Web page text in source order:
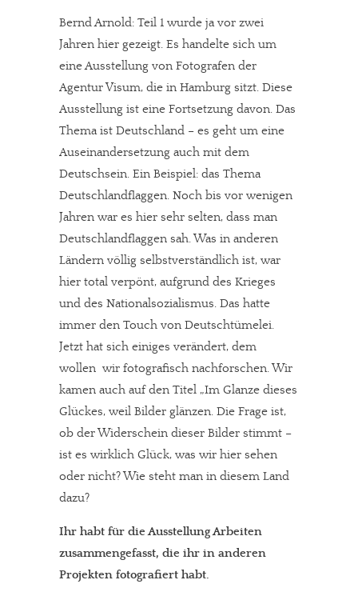
Bernd Arnold: Teil 1 wurde ja vor zwei
Jahren hier gezeigt. Es handelte sich um
eine Ausstellung von Fotografen der
Agentur Visum, die in Hamburg sitzt. Diese
Ausstellung ist eine Fortsetzung davon. Das
Thema ist Deutschland – es geht um eine
Auseinandersetzung auch mit dem
Deutschsein. Ein Beispiel: das Thema
Deutschlandflaggen. Noch bis vor wenigen
Jahren war es hier sehr selten, dass man
Deutschlandflaggen sah. Was in anderen
Ländern völlig selbstverständlich ist, war
hier total verpönt, aufgrund des Krieges
und des Nationalsozialismus. Das hatte
immer den Touch von Deutschtümelei.
Jetzt hat sich einiges verändert, dem
wollen wir fotografisch nachforschen. Wir
kamen auch auf den Titel „Im Glanze dieses
Glückes, weil Bilder glänzen. Die Frage ist,
ob der Widerschein dieser Bilder stimmt –
ist es wirklich Glück, was wir hier sehen
oder nicht? Wie steht man in diesem Land
dazu?
Ihr habt für die Ausstellung Arbeiten
zusammengefasst, die ihr in anderen
Projekten fotografiert habt.